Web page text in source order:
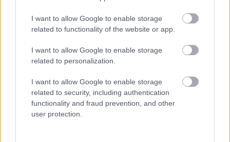
I want to allow Google to enable storage
related to functionality of the website or app.
I want to allow Google to enable storage
related to personalization.
I want to allow Google to enable storage
related to security, including authentication
functionality and fraud prevention, and other
user protection.
Hírlevél feliratkozás
Adja meg keresztnevét:
meg e-mail címét:
Megismertem és elfogadom a GDPR-szabályzat